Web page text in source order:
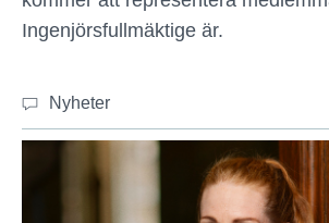
Ingenjörsfullmäktige är.
Nyheter